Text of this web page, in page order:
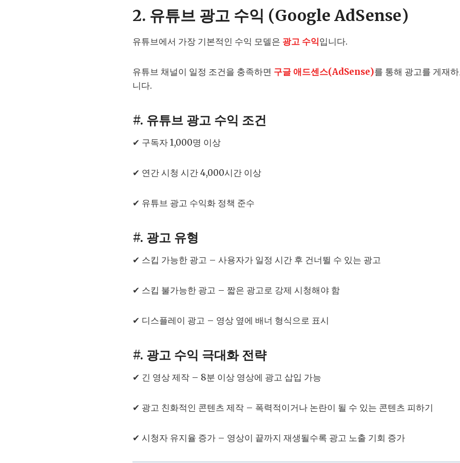
2. 유튜브 광고 수익 (Google AdSense)
유튜브에서 가장 기본적인 수익 모델은 광고 수익입니다.
유튜브 채널이 일정 조건을 충족하면 구글 애드센스(AdSense)를 통해 광고를 게재
니다.
#. 유튜브 광고 수익 조건
✔ 구독자 1,000명 이상
✔ 연간 시청 시간 4,000시간 이상
✔ 유튜브 광고 수익화 정책 준수
#. 광고 유형
✔ 스킵 가능한 광고 – 사용자가 일정 시간 후 건너뛸 수 있는 광고
✔ 스킵 불가능한 광고 – 짧은 광고로 강제 시청해야 함
✔ 디스플레이 광고 – 영상 옆에 배너 형식으로 표시
#. 광고 수익 극대화 전략
✔ 긴 영상 제작 – 8분 이상 영상에 광고 삽입 가능
✔ 광고 친화적인 콘텐츠 제작 – 폭력적이거나 논란이 될 수 있는 콘텐츠 피하기
✔ 시청자 유지율 증가 – 영상이 끝까지 재생될수록 광고 노출 기회 증가